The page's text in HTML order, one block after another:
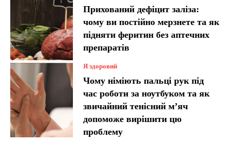
Прихований дефіцит заліза:
чому ви постійно мерзнете та як
підняти феритин без аптечних
препаратів
Я здоровий
Чому німіють пальці рук під
час роботи за ноутбуком та як
звичайний тенісний м’яч
допоможе вирішити цю
проблему